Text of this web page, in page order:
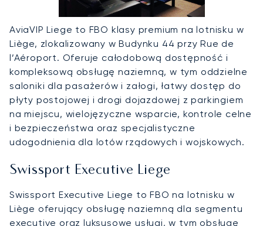
AviaVIP Liege to FBO klasy premium na lotnisku w
Liège, zlokalizowany w Budynku 44 przy Rue de
l’Aéroport. Oferuje całodobową dostępność i
kompleksową obsługę naziemną, w tym oddzielne
saloniki dla pasażerów i załogi, łatwy dostęp do
płyty postojowej i drogi dojazdowej z parkingiem
na miejscu, wielojęzyczne wsparcie, kontrole celne
i bezpieczeństwa oraz specjalistyczne
udogodnienia dla lotów rządowych i wojskowych.
Swissport Executive Liege
Swissport Executive Liege to FBO na lotnisku w
Liège oferujący obsługę naziemną dla segmentu
executive oraz luksusowe usługi, w tym obsługę